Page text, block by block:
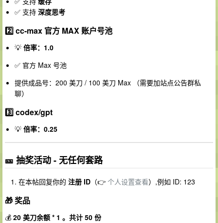
✅ 支持 深度思考
2️⃣ cc-max 官方 MAX 账户号池
💡 倍率：1.0
✅ 官方 Max 号池
提供成品号：200 美刀 / 100 美刀 Max （需要加站点公告群私
聊）
3️⃣ codex/gpt
💡 倍率：0.25
🎫 抽奖活动 - 无任何套路
在本帖回复你的 注册 ID （👉 个人设置查看）,例如 ID: 123
🎁 奖品
💰 20 美刀余额 * 1 。共计 50 份